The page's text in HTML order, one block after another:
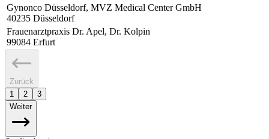
Gynonco Düsseldorf, MVZ Medical Center GmbH
40235 Düsseldorf
Frauenarztpraxis Dr. Apel, Dr. Kolpin
99084 Erfurt
Zurück
1
2
3
Weiter